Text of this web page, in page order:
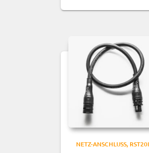
NETZ-ANSCHLUSS